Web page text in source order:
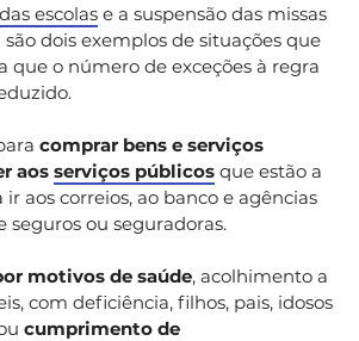
escolas e a suspensão das missas
dois exemplos de situações que
que o número de exceções à regra
comprar bens e serviços
aos serviços públicos que estão a
aos correios, ao banco e agências
seguros ou seguradoras.
motivos de saúde, acolhimento a
com deficiência, filhos, pais, idosos
cumprimento de